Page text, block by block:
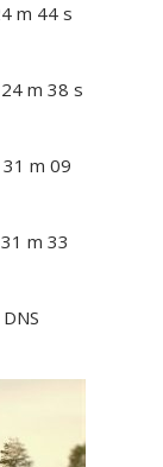
m 44 s
m 38 s
m 09
33
s DNS